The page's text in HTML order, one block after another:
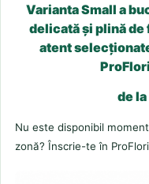
Varianta Small a
delicată și plină de
atent
de
Nu este disponibil
zonă? Înscrie-te în